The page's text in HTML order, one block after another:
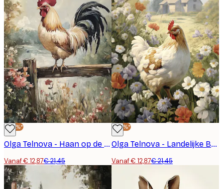
-40%*
Olga Telnova - Haan op de Boerderij Poster
Vanaf € 12,87€ 21,45
-40%*
Olga Telnova - Landelijke Boerderij Kip en Veldbloemen Poster
Vanaf € 12,87€ 21,45